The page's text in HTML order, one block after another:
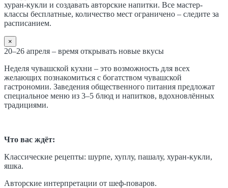
хуран-кукли и создавать авторские напитки. Все мастер-
классы бесплатные, количество мест ограничено – следите за
расписанием.
×
20–26 апреля – время открывать новые вкусы
Неделя чувашской кухни – это возможность для всех
желающих познакомиться с богатством чувашской
гастрономии. Заведения общественного питания предложат
специальное меню из 3–5 блюд и напитков, вдохновлённых
традициями.
Что вас ждёт:
Классические рецепты: шурпе, хуплу, пашалу, хуран-кукли,
яшка.
Авторские интерпретации от шеф-поваров.